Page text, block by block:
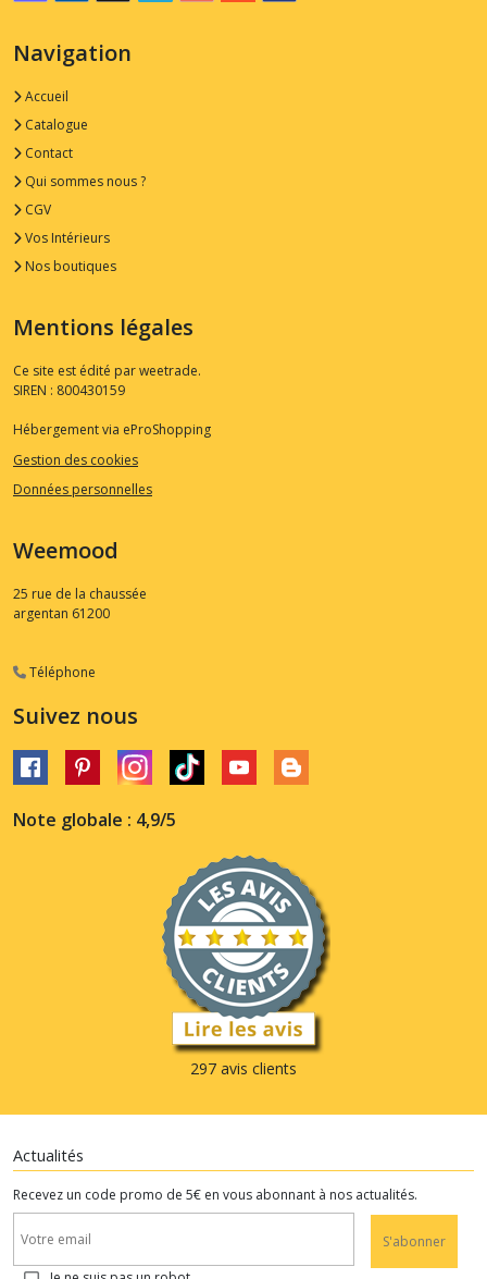
Navigation
Accueil
Catalogue
Contact
Qui sommes nous ?
CGV
Vos Intérieurs
Nos boutiques
Mentions légales
Ce site est édité par weetrade.
SIREN : 800430159
Hébergement via eProShopping
Gestion des cookies
Données personnelles
Weemood
25 rue de la chaussée
argentan 61200
Téléphone
Suivez nous
Note globale : 4,9/5
297 avis clients
Actualités
Recevez un code promo de 5€ en vous abonnant à nos actualités.
S'abonner